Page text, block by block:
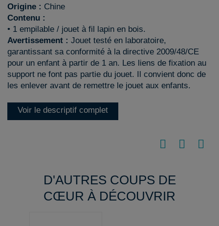
Origine : Chine
Contenu :
• 1 empilable / jouet à fil lapin en bois.
Avertissement : Jouet testé en laboratoire,
garantissant sa conformité à la directive 2009/48/CE
pour un enfant à partir de 1 an. Les liens de fixation au
support ne font pas partie du jouet. Il convient donc de
les enlever avant de remettre le jouet aux enfants.
Voir le descriptif complet
D'AUTRES COUPS DE
CŒUR À DÉCOUVRIR